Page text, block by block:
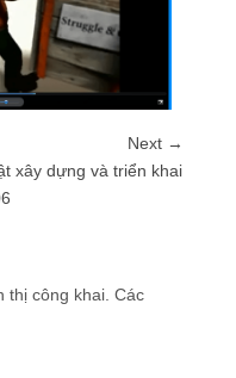
Next →
xây dựng và triển khai
thị công khai. Các